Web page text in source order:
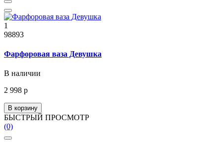
1
98893
Фарфоровая ваза Девушка
В наличии
2 998 р
В корзину
БЫСТРЫЙ ПРОСМОТР
(0)